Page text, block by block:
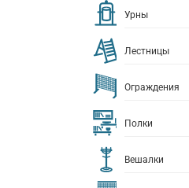
Урны
Лестницы
Ограждения
Полки
Вешалки